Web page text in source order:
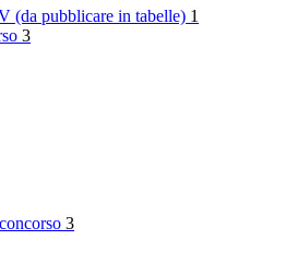
(da pubblicare in tabelle) 1
3
3